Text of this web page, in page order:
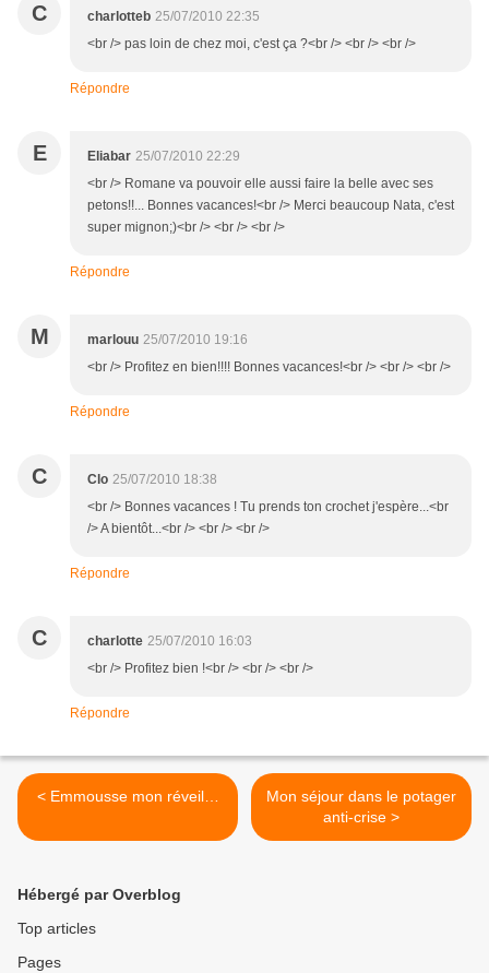
C charlotteb 25/07/2010 22:35
<br /> pas loin de chez moi, c'est ça ?<br /> <br /> <br />
Répondre
E Eliabar 25/07/2010 22:29
<br /> Romane va pouvoir elle aussi faire la belle avec ses
petons!!... Bonnes vacances!<br /> Merci beaucoup Nata, c'est
super mignon;)<br /> <br /> <br />
Répondre
M marlouu 25/07/2010 19:16
<br /> Profitez en bien!!!! Bonnes vacances!<br /> <br /> <br />
Répondre
C Clo 25/07/2010 18:38
<br /> Bonnes vacances ! Tu prends ton crochet j'espère...<br
/> A bientôt...<br /> <br /> <br />
Répondre
C charlotte 25/07/2010 16:03
<br /> Profitez bien !<br /> <br /> <br />
Répondre
< Emmousse mon réveil…
Mon séjour dans le potager
anti-crise >
Hébergé par Overblog
Top articles
Pages